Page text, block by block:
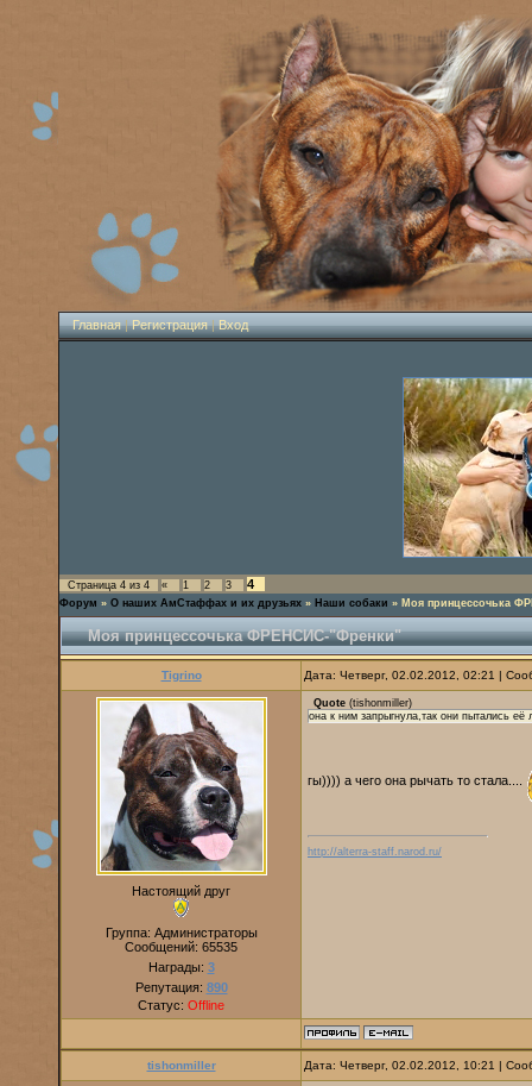
Главная|Регистрация|Вход
Страница 4 из 4 « 1 2 3 4
Форум » О наших АмСтаффах и их друзьях » Наши собаки » Моя принцессочька
Моя принцессочька ФРЕНСИС-"Френки"
Tigrino Дата: Четверг, 02.02.2012, 02:21 |
Настоящий друг
Группа: Администраторы
Сообщений: 65535
Награды: 3
Репутация: 890
Статус: Offline
Quote (tishonmiller)
она к ним запрыгнула,так они пытались
гы)))) а чего она рычать то стала....
http://alterra-staff.narod.ru/
tishonmiller Дата: Четверг, 02.02.2012, 10:21 |